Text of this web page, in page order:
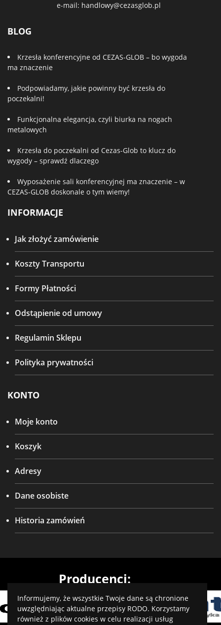
e-mail: handlowy@cezasglob.pl
BLOG
Krzesła konferencyjne od CEZAS-GLOB – bo wygoda
ma znaczenie
Podpowiadamy, jakie powinny być krzesła do
poczekalni!
Funkcjonalna elegancja, czyli biurka na nogach
metalowych
Krzesła do poczekalni od Cezas-Glob to klucz do
wygody – sprawdź dlaczego
Wyposażenie sali konferencyjnej ma znaczenie – w
CEZAS-GLOB doskonale o tym wiemy!
INFORMACJE
Jak złożyć zamówienie
Koszty Transportu
Formy Płatności
Odstąpienie od umowy
Regulamin Sklepu
Polityka prywatności
KONTO
Moje konto
Koszyk
Adresy
Dane osobiste
Historia zamówień
Producenci:
Informujemy, że wszystkie Twoje dane są chronione
uwzględniając aktualne przepisy RODO. Korzystamy
również z plików cookies w celu realizacji usług